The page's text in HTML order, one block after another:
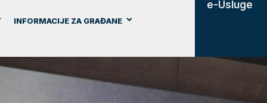
INFORMACIJE ZA GRAĐANE
e-Usluge